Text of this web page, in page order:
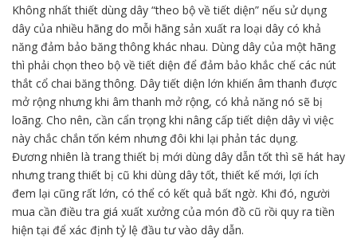
Không nhất thiết dùng dây “theo bộ về tiết diện” nếu sử dụng
dây của nhiều hãng do mỗi hãng sản xuất ra loại dây có khả
năng đảm bảo băng thông khác nhau. Dùng dây của một hãng
thì phải chọn theo bộ về tiết diện để đảm bảo khắc chế các nút
thắt cổ chai băng thông. Dây tiết diện lớn khiến âm thanh được
mở rộng nhưng khi âm thanh mở rộng, có khả năng nó sẽ bị
loãng. Cho nên, cần cẩn trọng khi nâng cấp tiết diện dây vì việc
này chắc chắn tốn kém nhưng đôi khi lại phản tác dụng.
Đương nhiên là trang thiết bị mới dùng dây dẫn tốt thì sẽ hát hay
nhưng trang thiết bị cũ khi dùng dây tốt, thiết kế mới, lợi ích
đem lại cũng rất lớn, có thể có kết quả bất ngờ. Khi đó, người
mua cần điều tra giá xuất xưởng của món đồ cũ rồi quy ra tiền
hiện tại để xác định tỷ lệ đầu tư vào dây dẫn.